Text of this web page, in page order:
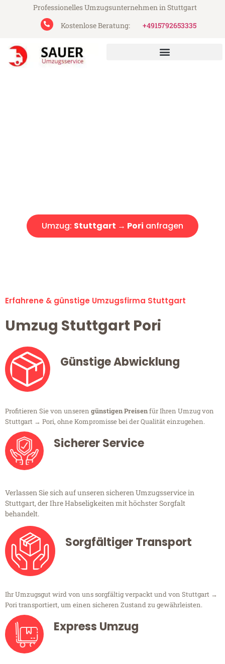
Professionelles Umzugsunternehmen in Stuttgart
Kostenlose Beratung:
+4915792653335
Umzug: Stuttgart → Pori anfragen
Erfahrene & günstige Umzugsfirma Stuttgart
Umzug Stuttgart Pori
Günstige Abwicklung
Profitieren Sie von unseren günstigen Preisenfür Ihren Umzug von
Stuttgart → Pori, ohne Kompromisse bei der Qualität einzugehen.
Sicherer Service
Verlassen Sie sich auf unseren sicheren Umzugsservice in
Stuttgart, der Ihre Habseligkeiten mit höchster Sorgfalt
behandelt.
Sorgfältiger Transport
Ihr Umzugsgut wird von uns sorgfältig verpackt und von Stuttgart →
Pori transportiert, um einen sicheren Zustand zu gewährleisten.
Express Umzug